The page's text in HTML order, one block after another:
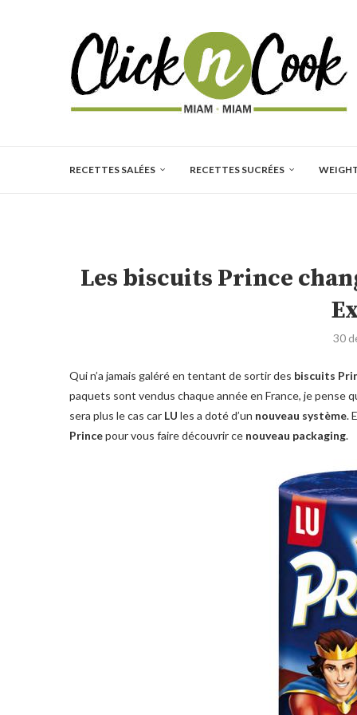
RECETTES SALÉES RECETTES SUCRÉES
Les biscuits Prince
30
Qui n’a jamais galéré en tentant de sortir des biscuits
paquets sont vendus chaque année en France, je pense
sera plus le cas car LU les a doté d’un nouveau système.
Princepour vous faire découvrir ce nouveau packaging.